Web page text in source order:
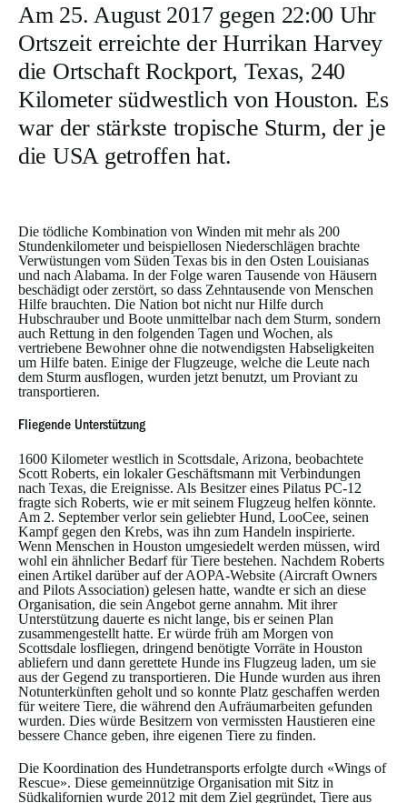
Am 25. August 2017 gegen 22:00 Uhr
Ortszeit erreichte der Hurrikan Harvey
die Ortschaft Rockport, Texas, 240
Kilometer südwestlich von Houston. Es
war der stärkste tropische Sturm, der je
die USA getroffen hat.
Die tödliche Kombination von Winden mit mehr als 200
Stundenkilometer und beispiellosen Niederschlägen brachte
Verwüstungen vom Süden Texas bis in den Osten Louisianas
und nach Alabama. In der Folge waren Tausende von Häusern
beschädigt oder zerstört, so dass Zehntausende von Menschen
Hilfe brauchten. Die Nation bot nicht nur Hilfe durch
Hubschrauber und Boote unmittelbar nach dem Sturm, sondern
auch Rettung in den folgenden Tagen und Wochen, als
vertriebene Bewohner ohne die notwendigsten Habseligkeiten
um Hilfe baten. Einige der Flugzeuge, welche die Leute nach
dem Sturm ausflogen, wurden jetzt benutzt, um Proviant zu
transportieren.
Fliegende Unterstützung
1600 Kilometer westlich in Scottsdale, Arizona, beobachtete
Scott Roberts, ein lokaler Geschäftsmann mit Verbindungen
nach Texas, die Ereignisse. Als Besitzer eines Pilatus PC-12
fragte sich Roberts, wie er mit seinem Flugzeug helfen könnte.
Am 2. September verlor sein geliebter Hund, LooCee, seinen
Kampf gegen den Krebs, was ihn zum Handeln inspirierte.
Wenn Menschen in Houston umgesiedelt werden müssen, wird
wohl ein ähnlicher Bedarf für Tiere bestehen. Nachdem Roberts
einen Artikel darüber auf der AOPA-Website (Aircraft Owners
and Pilots Association) gelesen hatte, wandte er sich an diese
Organisation, die sein Angebot gerne annahm. Mit ihrer
Unterstützung dauerte es nicht lange, bis er seinen Plan
zusammengestellt hatte. Er würde früh am Morgen von
Scottsdale losfliegen, dringend benötigte Vorräte in Houston
abliefern und dann gerettete Hunde ins Flugzeug laden, um sie
aus der Gegend zu transportieren. Die Hunde wurden aus ihren
Notunterkünften geholt und so konnte Platz geschaffen werden
für weitere Tiere, die während den Aufräumarbeiten gefunden
wurden. Dies würde Besitzern von vermissten Haustieren eine
bessere Chance geben, ihre eigenen Tiere zu finden.
Die Koordination des Hundetransports erfolgte durch «Wings of
Rescue». Diese gemeinnützige Organisation mit Sitz in
Südkalifornien wurde 2012 mit dem Ziel gegründet, Tiere aus